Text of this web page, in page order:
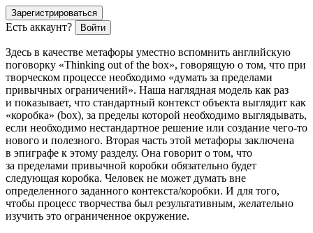
Зарегистрироваться
Есть аккаунт? Войти
Здесь в качестве метафоры уместно вспомнить английскую
поговорку «Thinking out of the box», говорящую о том, что при
творческом процессе необходимо «думать за пределами
привычных ограничений». Наша наглядная модель как раз
и показывает, что стандартный контекст объекта выглядит как
«коробка» (box), за пределы которой необходимо выглядывать,
если необходимо нестандартное решение или создание чего-то
нового и полезного. Вторая часть этой метафоры заключена
в эпиграфе к этому разделу. Она говорит о том, что
за пределами привычной коробки обязательно будет
следующая коробка. Человек не может думать вне
определенного заданного контекста/коробки. И для того,
чтобы процесс творчества был результативным, желательно
изучить это ограниченное окружение.